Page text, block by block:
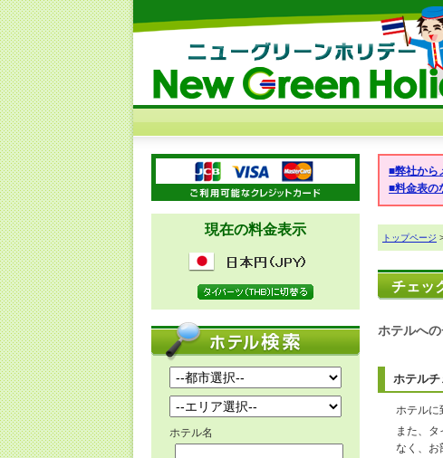
現在の料金表示
ホテル名
■弊社から
■料金表の
トップページ
チェッ
ホテルへ
ホテル
ホテルに
また、
なく、お